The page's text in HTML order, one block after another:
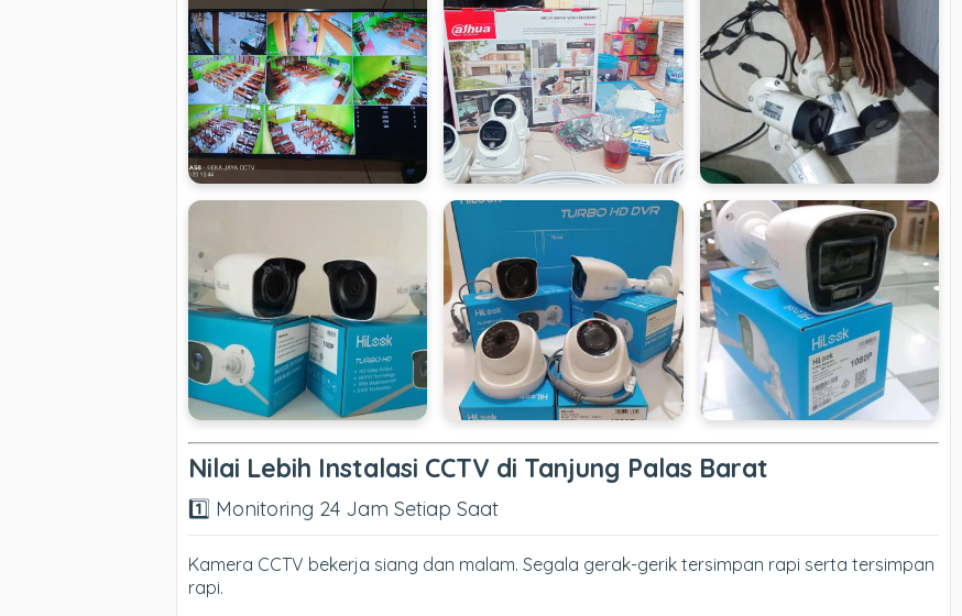
Nilai Lebih Instalasi CCTV di Tanjung Palas Barat
1️⃣ Monitoring 24 Jam Setiap Saat
Kamera CCTV bekerja siang dan malam. Segala gerak-gerik tersimpan rapi serta tersimpan
rapi.